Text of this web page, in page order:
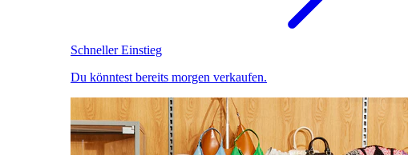
Schneller Einstieg
Du könntest bereits morgen verkaufen.